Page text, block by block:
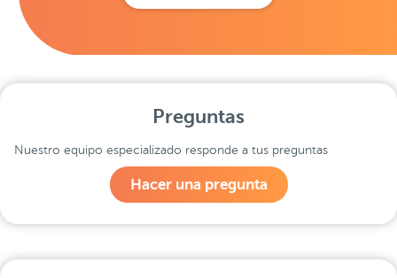
Preguntas
Nuestro equipo especializado responde a tus preguntas
Hacer una pregunta